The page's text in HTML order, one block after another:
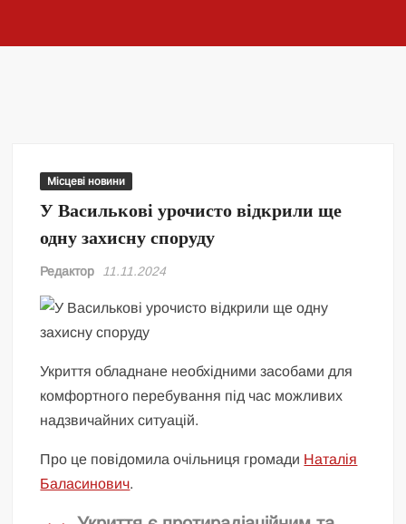
Місцеві новини
У Василькові урочисто відкрили ще
одну захисну споруду
Редактор 11.11.2024
Укриття обладнане необхідними засобами для
комфортного перебування під час можливих
надзвичайних ситуацій.
Про це повідомила очільниця громади Наталія
Баласинович.